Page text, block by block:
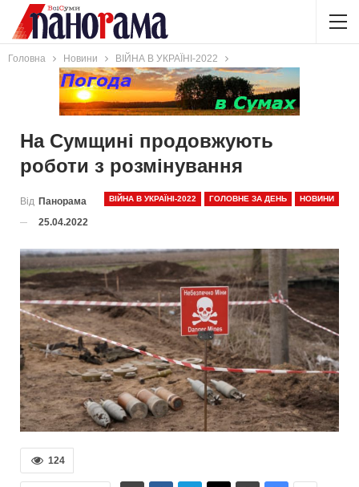
Головна Новини ВІЙНА В УКРАЇНІ-2022
На Сумщині продовжують
роботи з розмінування
ВІЙНА В УКРАЇНІ-2022 ГОЛОВНЕ ЗА ДЕНЬ НОВИНИ
Від Панорама
25.04.2022
124